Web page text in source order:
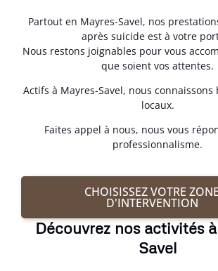
Partout en Mayres-Savel, nos
après suicide est à votre
Nous restons joignables pour vous
que soient vos attentes.
Actifs à Mayres-Savel, nous connaissons
locaux.
Faites appel à nous, nous vous
professionnalisme.
CHOISISSEZ VOTRE ZONE
D'INTERVENTION
Découvrez nos activités
Savel